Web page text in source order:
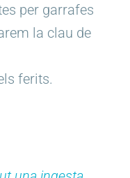
per garrafes
la clau de
ferits.